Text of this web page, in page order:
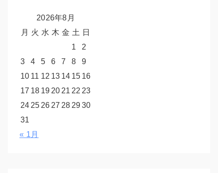
2026年8月
月 火 水 木 金 土 日
1
2
3
4 5 6 7 8
9
10 11 12 13 14 15 16
17 18 19 20 21 22 23
24 25 26 27 28 2930
31
« 1月